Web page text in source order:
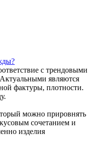
с трендовыми
являются
фактуры, плотности.
можно прировнять
сочетанием и
изделия